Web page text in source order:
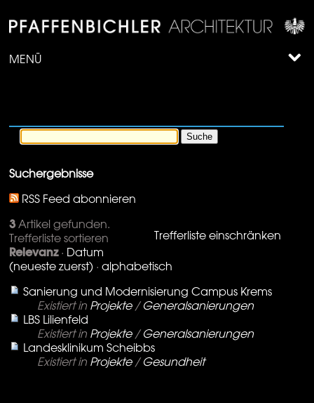
MENÜ
Suchergebnisse
RSS Feed abonnieren
3 Artikel gefunden.
Trefferliste einschränken
Trefferliste sortieren
Relevanz · Datum
(neueste zuerst) · alphabetisch
Sanierung und Modernisierung Campus Krems
Existiert in Projekte / Generalsanierungen
LBS Lilienfeld
Existiert in Projekte / Generalsanierungen
Landesklinikum Scheibbs
Existiert in Projekte / Gesundheit